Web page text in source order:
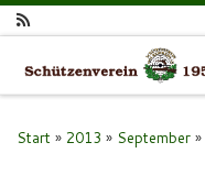
Zum Inhalt springen
Start » 2013 » September »